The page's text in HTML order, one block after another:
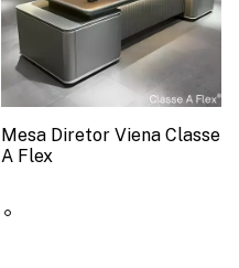
Mesa Diretor Viena Classe
A Flex